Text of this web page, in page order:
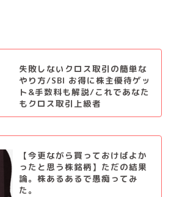
失敗しないクロス取引の簡単な
やり方/SBI お得に株主優待ゲッ
ト&手数料も解説/これであなた
もクロス取引上級者
【今更ながら買っておけばよか
ったと思う株銘柄】ただの結果
論。株あるあるで愚痴ってみ
た。